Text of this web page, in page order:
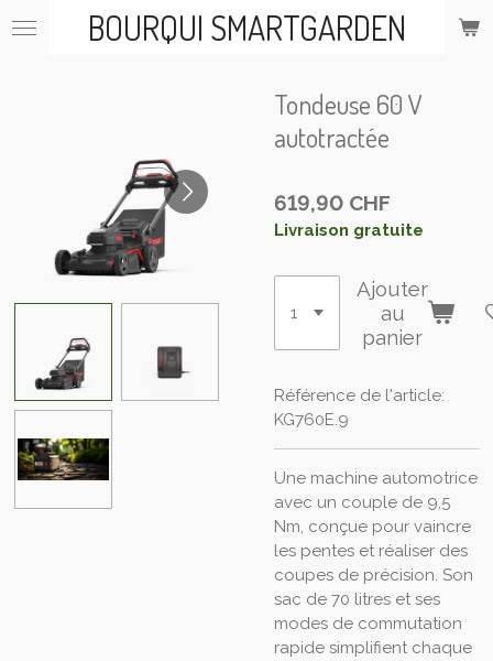
Passer
BOURQUI SMARTGARDEN
Tondeuse 60 V
autotractée
619,90 CHF
Livraison gratuite
Ajouter
au
panier
Référence de l'article:
KG760E.9
Une machine automotrice
avec un couple de 9,5
Nm, conçue pour vaincre
les pentes et réaliser des
coupes de précision. Son
sac de 70 litres et ses
modes de commutation
rapide simplifient chaque